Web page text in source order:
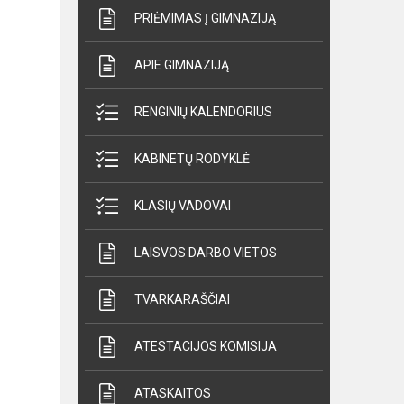
PRIĖMIMAS Į GIMNAZIJĄ
APIE GIMNAZIJĄ
RENGINIŲ KALENDORIUS
KABINETŲ RODYKLĖ
KLASIŲ VADOVAI
LAISVOS DARBO VIETOS
TVARKARAŠČIAI
ATESTACIJOS KOMISIJA
ATASKAITOS